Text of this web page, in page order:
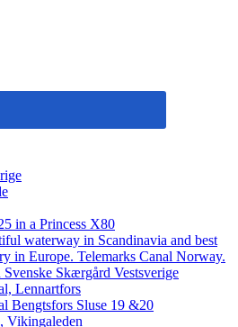
in a Princess X80
waterway in Scandinavia and best
in Europe. Telemarks Canal Norway.
Skærgård Vestsverige
Lennartfors
Bengtsfors Sluse 19 &20
Vikingaleden